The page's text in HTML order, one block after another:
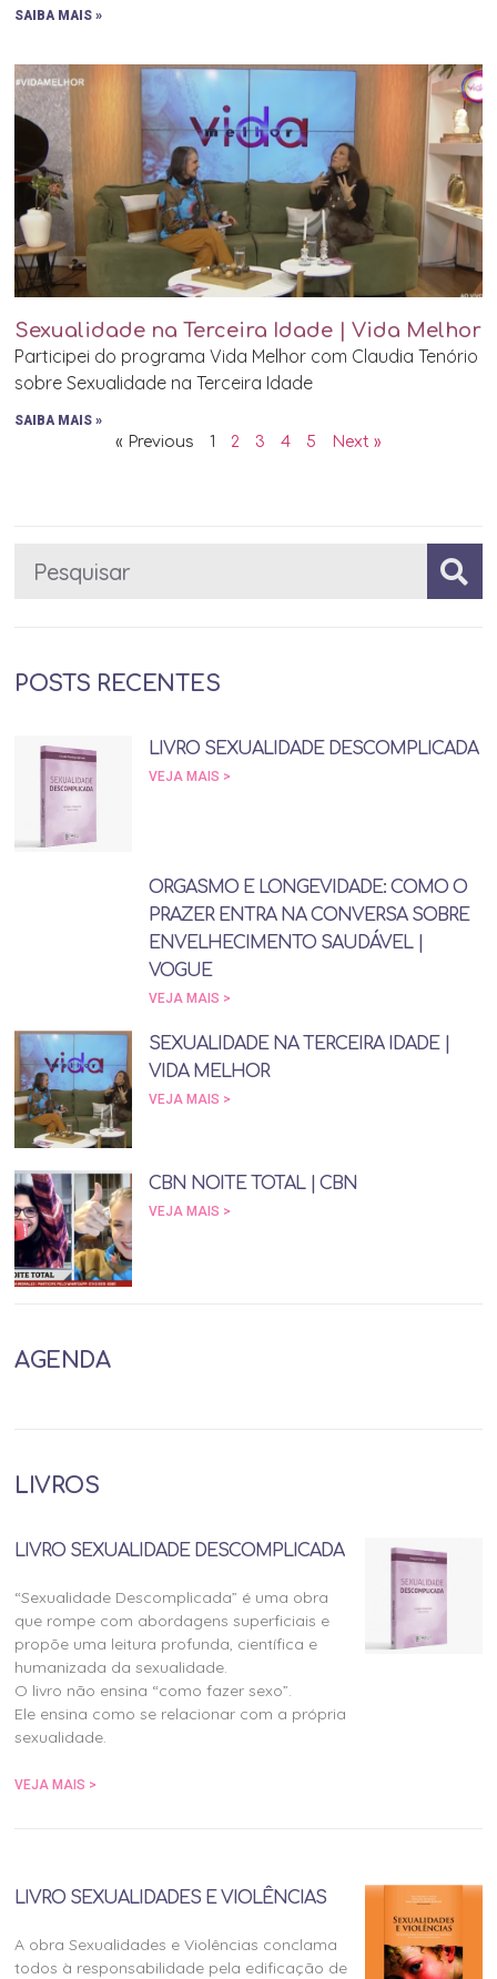
SAIBA MAIS »
Sexualidade na Terceira Idade | Vida Melhor
Participei do programa Vida Melhor com Claudia Tenório
sobre Sexualidade na Terceira Idade
SAIBA MAIS »
« Previous 1 2 3 4 5 Next »
POSTS RECENTES
LIVRO SEXUALIDADE DESCOMPLICADA
VEJA MAIS >
ORGASMO E LONGEVIDADE: COMO O
PRAZER ENTRA NA CONVERSA SOBRE
ENVELHECIMENTO SAUDÁVEL |
VOGUE
VEJA MAIS >
SEXUALIDADE NA TERCEIRA IDADE |
VIDA MELHOR
VEJA MAIS >
CBN NOITE TOTAL | CBN
VEJA MAIS >
AGENDA
LIVROS
LIVRO SEXUALIDADE DESCOMPLICADA
“Sexualidade Descomplicada” é uma obra
que rompe com abordagens superficiais e
propõe uma leitura profunda, científica e
humanizada da sexualidade.
O livro não ensina “como fazer sexo”.
Ele ensina como se relacionar com a própria
sexualidade.
VEJA MAIS >
LIVRO SEXUALIDADES E VIOLÊNCIAS
A obra Sexualidades e Violências conclama
todos à responsabilidade pela edificação de